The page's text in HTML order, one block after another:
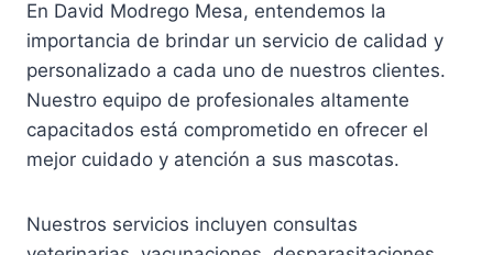
En David Modrego Mesa, entendemos la
importancia de brindar un servicio de calidad y
personalizado a cada uno de nuestros clientes.
Nuestro equipo de profesionales altamente
capacitados está comprometido en ofrecer el
mejor cuidado y atención a sus mascotas.
Nuestros servicios incluyen consultas